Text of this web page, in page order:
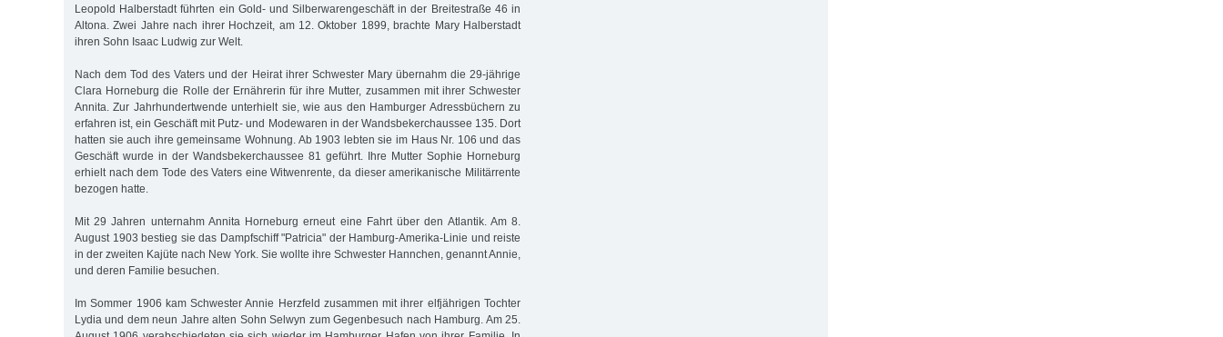
Leopold Halberstadt führten ein Gold- und Silberwarengeschäft in der Breitestraße 46 in
Altona. Zwei Jahre nach ihrer Hochzeit, am 12. Oktober 1899, brachte Mary Halberstadt
ihren Sohn Isaac Ludwig zur Welt.
Nach dem Tod des Vaters und der Heirat ihrer Schwester Mary übernahm die 29-jährige
Clara Horneburg die Rolle der Ernährerin für ihre Mutter, zusammen mit ihrer Schwester
Annita. Zur Jahrhundertwende unterhielt sie, wie aus den Hamburger Adressbüchern zu
erfahren ist, ein Geschäft mit Putz- und Modewaren in der Wandsbekerchaussee 135. Dort
hatten sie auch ihre gemeinsame Wohnung. Ab 1903 lebten sie im Haus Nr. 106 und das
Geschäft wurde in der Wandsbekerchaussee 81 geführt. Ihre Mutter Sophie Horneburg
erhielt nach dem Tode des Vaters eine Witwenrente, da dieser amerikanische Militärrente
bezogen hatte.
Mit 29 Jahren unternahm Annita Horneburg erneut eine Fahrt über den Atlantik. Am 8.
August 1903 bestieg sie das Dampfschiff "Patricia" der Hamburg-Amerika-Linie und reiste
in der zweiten Kajüte nach New York. Sie wollte ihre Schwester Hannchen, genannt Annie,
und deren Familie besuchen.
Im Sommer 1906 kam Schwester Annie Herzfeld zusammen mit ihrer elfjährigen Tochter
Lydia und dem neun Jahre alten Sohn Selwyn zum Gegenbesuch nach Hamburg. Am 25.